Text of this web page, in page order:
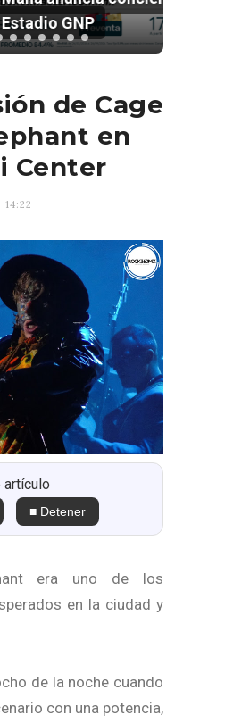
de Cage
en
Center
14:22
artículo
■ Detener
era uno de los
en la ciudad y
de la noche cuando
con una potencia,